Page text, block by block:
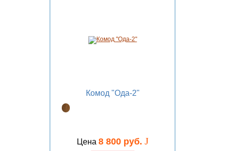
Комод "Ода-2"
Цена 8 800 руб. J